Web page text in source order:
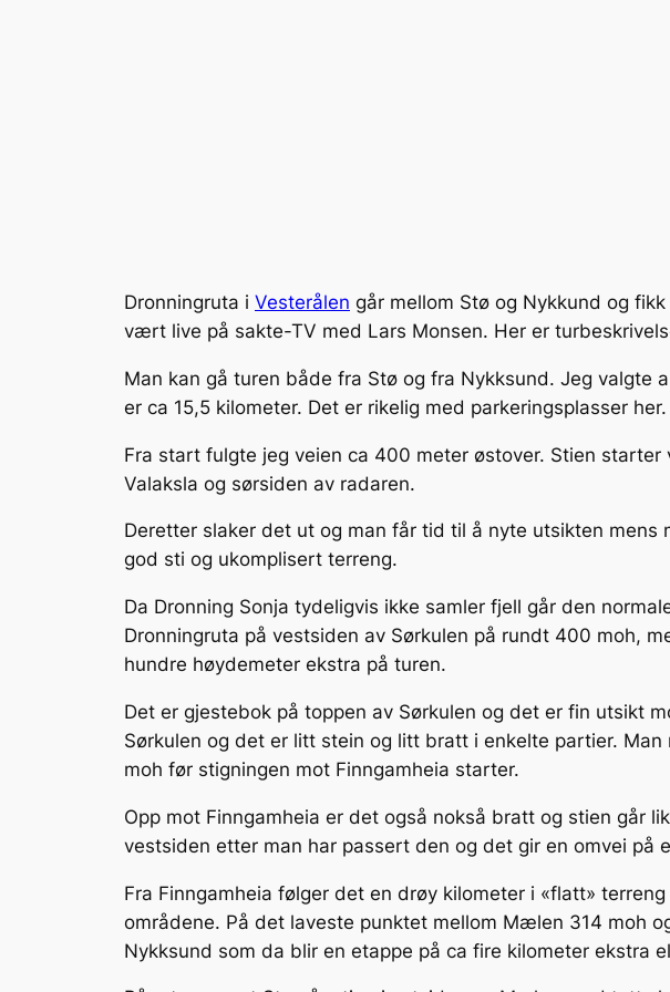
Dronningruta i Vesterålen går mellom Stø og Nykkund og
vært live på sakte-TV med Lars Monsen. Her er
Man kan gå turen både fra Stø og fra Nykksund. Jeg valgte
er ca 15,5 kilometer. Det er rikelig med parkeringsplasser her.
Fra start fulgte jeg veien ca 400 meter østover. Stien
Valaksla og sørsiden av radaren.
Deretter slaker det ut og man får tid til å nyte utsikten
god sti og ukomplisert terreng.
Da Dronning Sonja tydeligvis ikke samler fjell går den
Dronningruta på vestsiden av Sørkulen på rundt 400 moh,
hundre høydemeter ekstra på turen.
Det er gjestebok på toppen av Sørkulen og det er fin utsikt
Sørkulen og det er litt stein og litt bratt i enkelte partier.
moh før stigningen mot Finngamheia starter.
Opp mot Finngamheia er det også nokså bratt og stien går
vestsiden etter man har passert den og det gir en omvei på
Fra Finngamheia følger det en drøy kilometer i «flatt»
områdene. På det laveste punktet mellom Mælen 314 moh
Nykksund som da blir en etappe på ca fire kilometer ekstra